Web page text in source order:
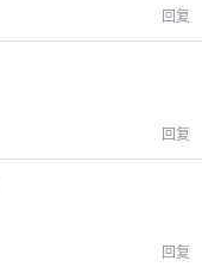
回复
回复
回复